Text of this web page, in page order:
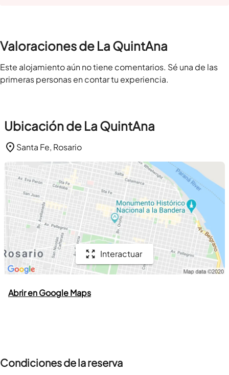
Valoraciones de La QuintAna
Este alojamiento aún no tiene comentarios. Sé una de las
primeras personas en contar tu experiencia.
Ubicación de La QuintAna
Santa Fe, Rosario
Interactuar
Abrir en Google Maps
Condiciones de la reserva